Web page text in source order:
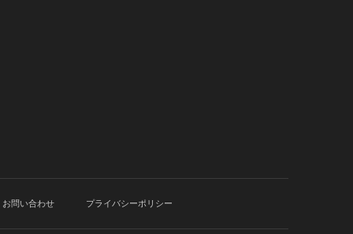
お問い合わせ プライバシーポリシー